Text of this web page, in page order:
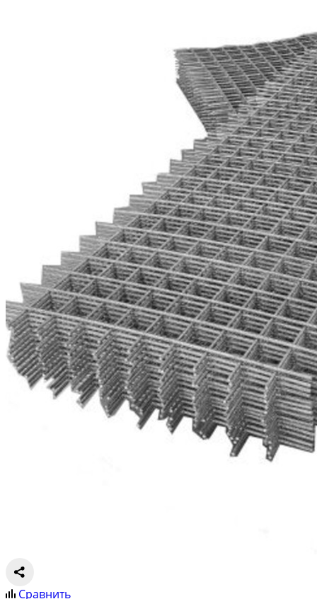
Сравнить